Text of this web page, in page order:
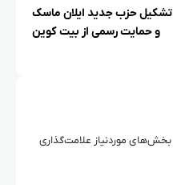
تشکیل حزب جدید ایلان ماسک
و حمایت رسمی از بیت کوین
بخش‌های موردنیاز علامت‌گذاری